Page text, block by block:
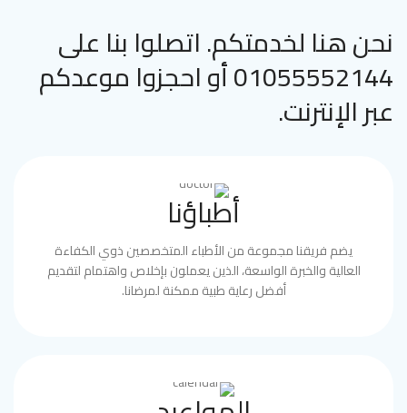
نحن هنا لخدمتكم. اتصلوا بنا على
01055552144 أو احجزوا موعدكم
عبر الإنترنت.
أطباؤنا
يضم فريقنا مجموعة من الأطباء المتخصصين ذوي الكفاءة
العالية والخبرة الواسعة، الذين يعملون بإخلاص واهتمام لتقديم
أفضل رعاية طبية ممكنة لمرضانا.